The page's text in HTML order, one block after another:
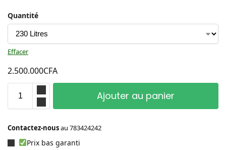
Quantité
Effacer
2.500.000CFA
Ajouter au panier
Contactez-nousau 783424242
Prix bas garanti